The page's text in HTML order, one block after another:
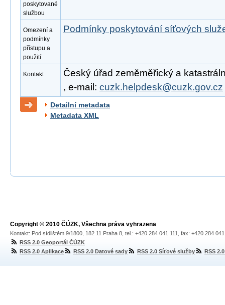
poskytované
službou
Omezení a
podmínky
přístupu a
použití
Podmínky poskytování síťových
Kontakt
Český úřad zeměměřický a
, e-mail: cuzk.helpdesk@cuzk.gov.cz
Detailní metadata
Metadata XML
Copyright © 2010 ČÚZK, Všechna práva vyhrazena
Kontakt: Pod sídlištěm 9/1800, 182 11 Praha 8, tel.: +420 284 041 111, fax: +420 284
RSS 2.0 Geoportál ČÚZK
RSS 2.0 Aplikace
RSS 2.0 Datové sady RSS 2.0 Síťové služby RSS